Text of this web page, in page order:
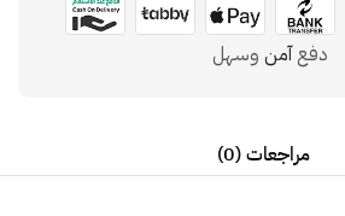
دفعآمن وسهل
مراجعات (0)